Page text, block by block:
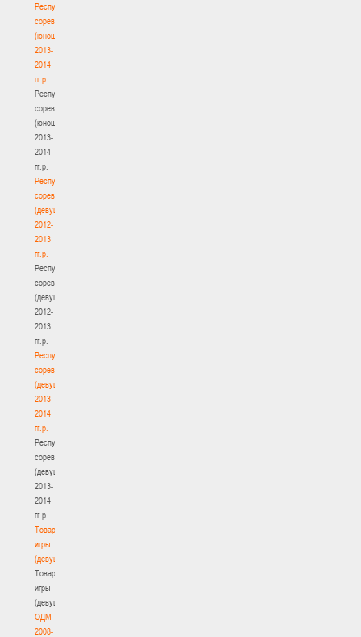
Республиканские
соревнования
(юноши)
2013-
2014
гг.р.
Республиканские
соревнования
(юноши)
2013-
2014
гг.р.
Республиканские
соревнования
(девушки)
2012-
2013
гг.р.
Республиканские
соревнования
(девушки)
2012-
2013
гг.р.
Республиканские
соревнования
(девушки)
2013-
2014
гг.р.
Республиканские
соревнования
(девушки)
2013-
2014
гг.р.
Товарищеские
игры
(девушки)
Товарищеские
игры
(девушки)
ОДМ
2008-